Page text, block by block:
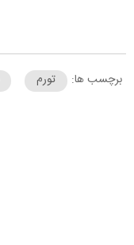
برچسب ها: تورم